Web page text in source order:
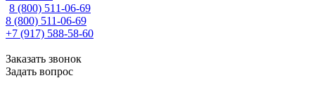
8 (800) 511-06-69
8 (800) 511-06-69
+7 (917) 588-58-60
Заказать звонок
Задать вопрос